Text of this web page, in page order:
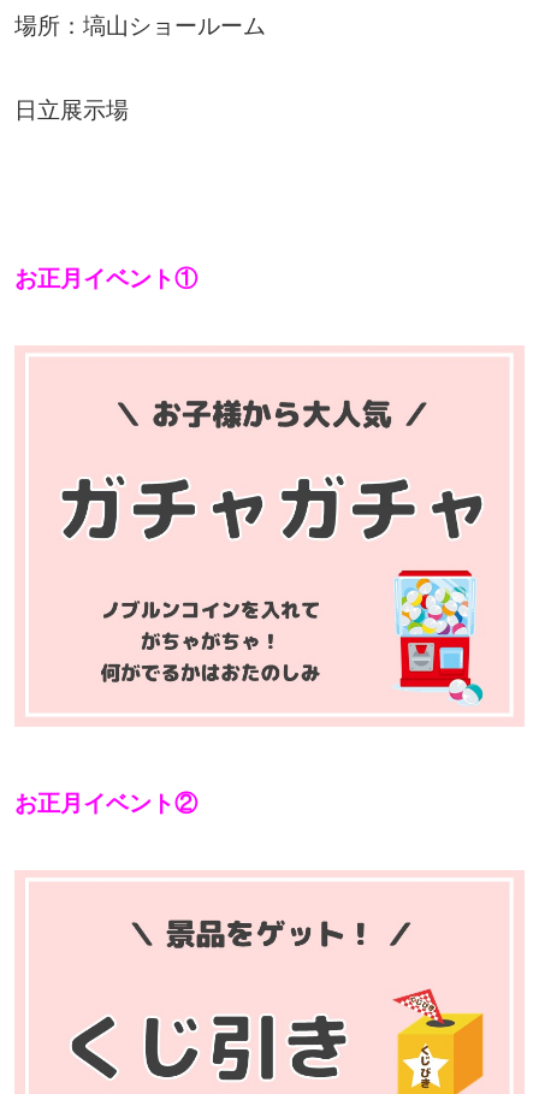
場所：塙山ショールーム
日立展示場
お正月イベント①
お正月イベント②